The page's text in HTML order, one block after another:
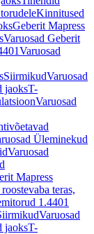
Kinnitused
Geberit Mapress
Varuosad Geberit
Varuosad
SiirmikudVaruosad
jaoksT-
Varuosad
Üleminekud
Varuosad
Mapress
teras,
1.4401
Varuosad
jaoksT-